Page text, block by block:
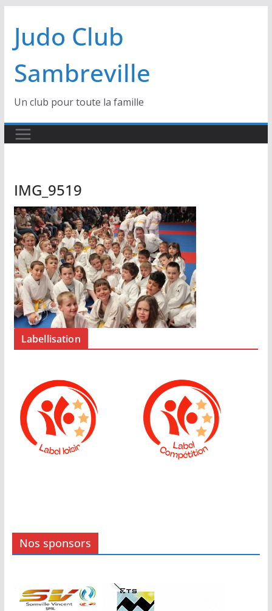
contenu
Judo Club
Sambreville
Un club pour toute la famille
IMG_9519
Labellisation
Nos sponsors